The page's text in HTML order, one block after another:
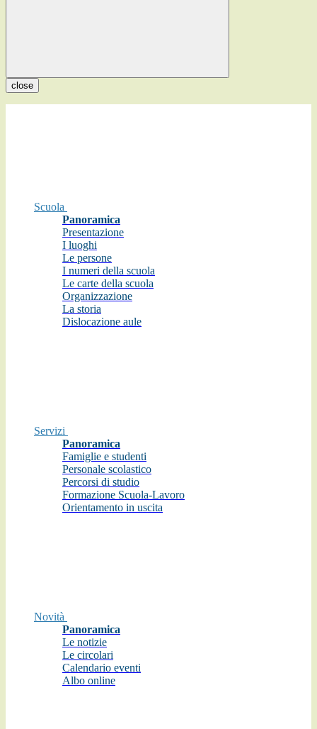
close
Scuola
Panoramica
Presentazione
I luoghi
Le persone
I numeri della scuola
Le carte della scuola
Organizzazione
La storia
Dislocazione aule
Servizi
Panoramica
Famiglie e studenti
Personale scolastico
Percorsi di studio
Formazione Scuola-Lavoro
Orientamento in uscita
Novità
Panoramica
Le notizie
Le circolari
Calendario eventi
Albo online